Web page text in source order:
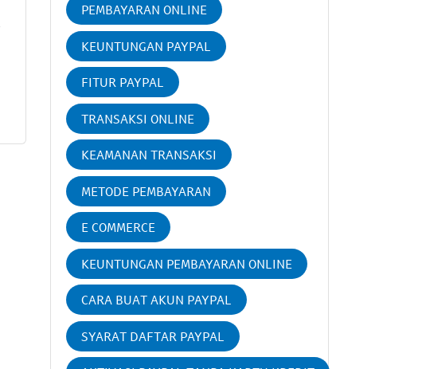
PEMBAYARAN ONLINE
KEUNTUNGAN PAYPAL
FITUR PAYPAL
TRANSAKSI ONLINE
KEAMANAN TRANSAKSI
METODE PEMBAYARAN
E COMMERCE
KEUNTUNGAN PEMBAYARAN ONLINE
CARA BUAT AKUN PAYPAL
SYARAT DAFTAR PAYPAL